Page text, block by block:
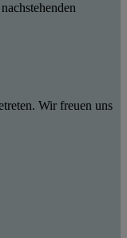
Wir freuen uns